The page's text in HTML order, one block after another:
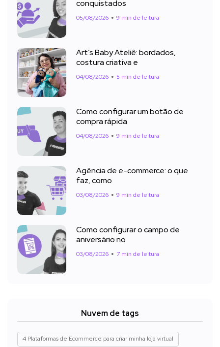
conquistados
05/08/2026 9 min de leitura
Art’s Baby Ateliê: bordados,
costura criativa e
04/08/2026 5 min de leitura
Como configurar um botão de
compra rápida
04/08/2026 9 min de leitura
Agência de e-commerce: o que
faz, como
03/08/2026 9 min de leitura
Como configurar o campo de
aniversário no
03/08/2026 7 min de leitura
Nuvem de tags
4 Plataformas de Ecommerce para criar minha loja virtual